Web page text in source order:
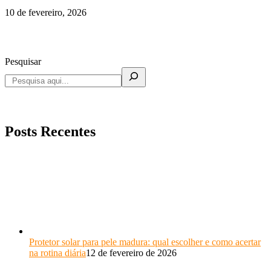
10 de fevereiro, 2026
Pesquisar
Posts Recentes
Protetor solar para pele madura: qual escolher e como acertar
na rotina diária12 de fevereiro de 2026